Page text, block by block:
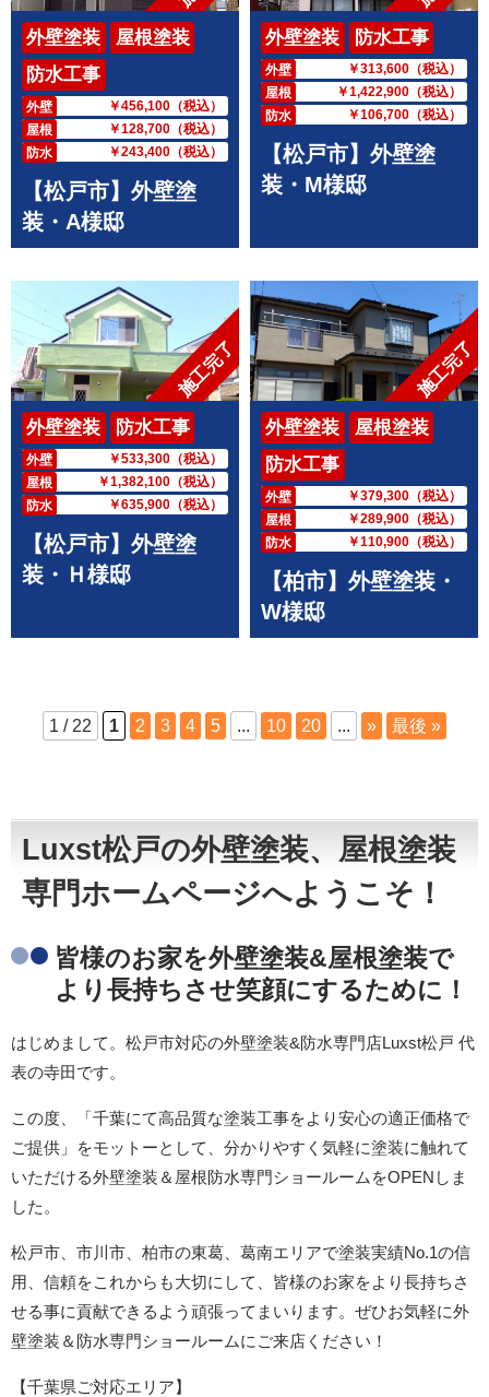
外壁塗装
屋根塗装
防水工事
外壁
￥456,100（税込）
屋根
￥128,700（税込）
防水
￥243,400（税込）
【松戸市】外壁塗
装・A様邸
外壁塗装 防水工事
外壁
￥313,600（税込）
屋根
￥1,422,900（税込）
防水
￥106,700（税込）
【松戸市】外壁塗
装・М様邸
施工完了
外壁塗装 防水工事
外壁
￥533,300（税込）
屋根
￥1,382,100（税込）
防水
￥635,900（税込）
【松戸市】外壁塗
装・Ｈ様邸
施工完了
外壁塗装
屋根塗装
防水工事
外壁
￥379,300（税込）
屋根
￥289,900（税込）
防水
￥110,900（税込）
【柏市】外壁塗装・
W様邸
1 / 22 1 2 3 4 5 ... 10 20 ... » 最後 »
Luxst松戸の外壁塗装、屋根塗装
専門ホームページへようこそ！
皆様のお家を外壁塗装&屋根塗装で
より長持ちさせ笑顔にするために！
はじめまして。松戸市対応の外壁塗装&防水専門店Luxst松戸 代
表の寺田です。
この度、「千葉にて高品質な塗装工事をより安心の適正価格で
ご提供」をモットーとして、分かりやすく気軽に塗装に触れて
いただける外壁塗装＆屋根防水専門ショールームをOPENしま
した。
松戸市、市川市、柏市の東葛、葛南エリアで塗装実績No.1の信
用、信頼をこれからも大切にして、皆様のお家をより長持ちさ
せる事に貢献できるよう頑張ってまいります。ぜひお気軽に外
壁塗装＆防水専門ショールームにご来店ください！
【千葉県ご対応エリア】